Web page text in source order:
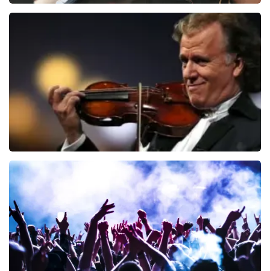
BESTEL NU
BESTEL NU